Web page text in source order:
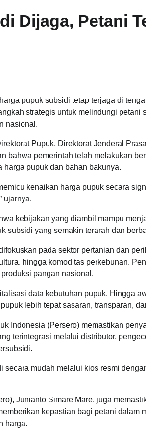
Dijaga, Petani
pupuk subsidi tetap terjaga di
strategis untuk melindungi petani
nasional.
Pupuk, Direktorat Jenderal
bahwa pemerintah telah melakukan
harga pupuk dan bahan bakunya.
kenaikan harga pupuk secara
ujarnya.
kebijakan yang diambil mampu
subsidi yang semakin terarah dan
pada sektor pertanian dan
hingga komoditas perkebunan.
pangan nasional.
data kebutuhan pupuk. Hingga
lebih tepat sasaran, transparan,
Indonesia (Persero) memastikan
terintegrasi melalui distributor,
secara mudah melalui kios resmi
Junianto Simare Mare, juga
kepastian bagi petani dalam
harga.